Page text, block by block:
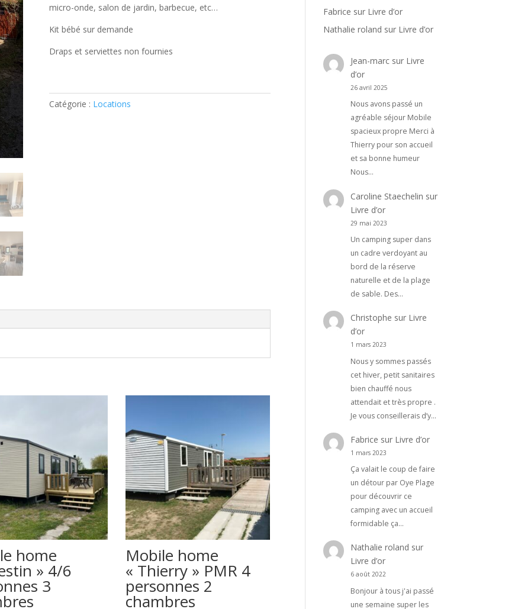
micro-onde, salon de jardin, barbecue, etc…
Kit bébé sur demande
Draps et serviettes non fournies
Catégorie : Locations
home
» 4/6
3
Mobile home
« Thierry » PMR 4
personnes 2
chambres
Fabrice sur Livre d’or
Nathalie roland sur Livre d’or
Jean-marcsur Livre
d’or
26 avril 2025
Nous avons passé un
agréable séjour Mobile
spacieux propre Merci à
Thierry pour son accueil
et sa bonne humeur
Nous…
Caroline Staechelin sur
Livre d’or
29 mai 2023
Un camping super dans
un cadre verdoyant au
bord de la réserve
naturelle et de la plage
de sable. Des…
Christophe sur Livre
d’or
1 mars 2023
Nous y sommes passés
cet hiver, petit sanitaires
bien chauffé nous
attendait et très propre .
Je vous conseillerais d’y…
Fabrice sur Livre d’or
1 mars 2023
Ça valait le coup de faire
un détour par Oye Plage
pour découvrir ce
camping avec un accueil
formidable ça…
Nathalie roland sur
Livre d’or
6 août 2022
Bonjour à tous j'ai passé
une semaine super les